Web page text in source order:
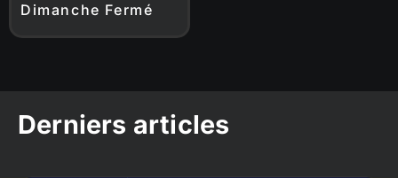
Dimanche Fermé
Derniers articles